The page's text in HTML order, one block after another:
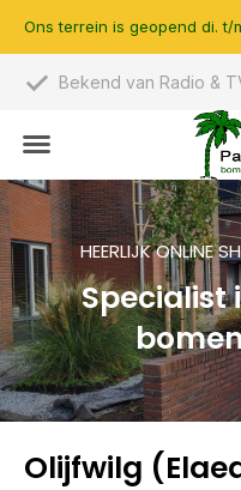
Bekend van Radio &
HEERLIJK ONLINE
Specialist
Olijfwilg